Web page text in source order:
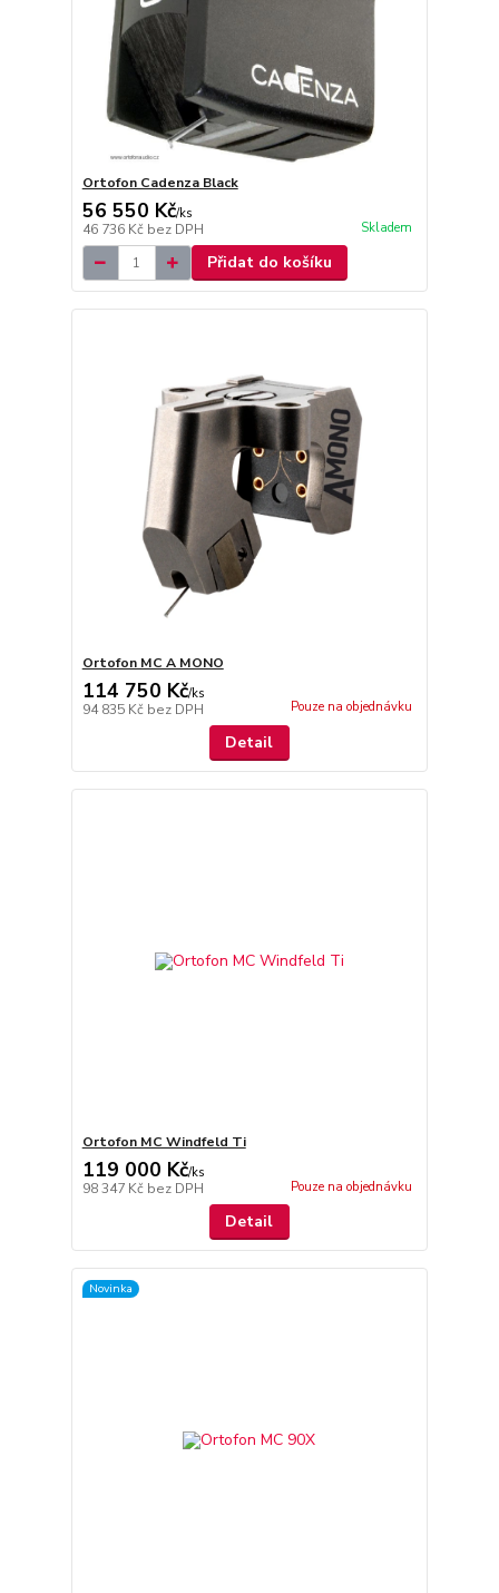
Ortofon Cadenza Black
56 550 Kč/ks
46 736 Kč bez DPH Skladem
Přidat do košíku
Ortofon MC A MONO
114 750 Kč/ks
94 835 Kč bez DPH Pouze na objednávku
Detail
Ortofon MC Windfeld Ti
119 000 Kč/ks
98 347 Kč bez DPH Pouze na objednávku
Detail
Novinka